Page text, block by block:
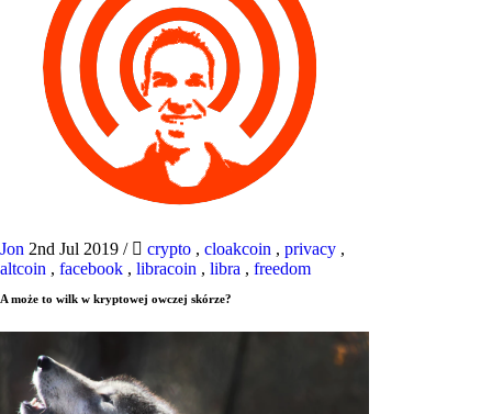
Jon 2nd Jul 2019 / crypto , cloakcoin , privacy ,
altcoin , facebook , libracoin , libra , freedom
A może to wilk w kryptowej owczej skórze?